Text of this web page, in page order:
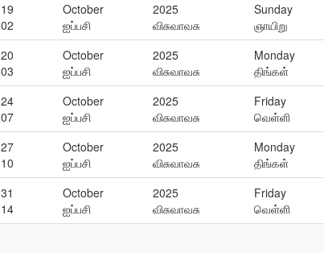
19
02
October
ஐப்பசி
2025
விசுவாவசு
Sunday
ஞாயிறு
20
03
October
ஐப்பசி
2025
விசுவாவசு
Monday
திங்கள்
24
07
October
ஐப்பசி
2025
விசுவாவசு
Friday
வெள்ளி
27
10
October
ஐப்பசி
2025
விசுவாவசு
Monday
திங்கள்
31
14
October
ஐப்பசி
2025
விசுவாவசு
Friday
வெள்ளி